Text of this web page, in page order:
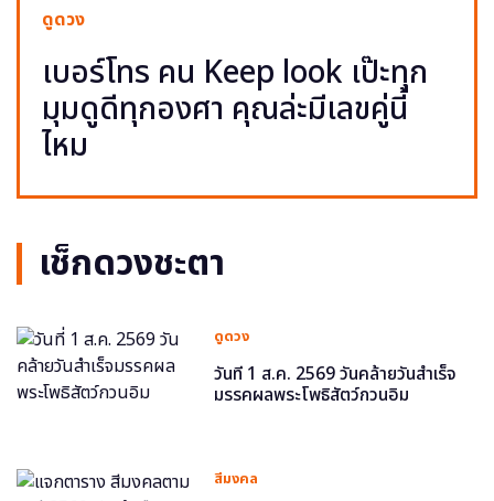
ดูดวง
เบอร์โทร คน Keep look เป๊ะทุก
มุมดูดีทุกองศา คุณล่ะมีเลขคู่นี้
ไหม
เช็กดวงชะตา
ดูดวง
วันที่ 1 ส.ค. 2569 วันคล้ายวันสำเร็จ
มรรคผลพระโพธิสัตว์กวนอิม
สีมงคล